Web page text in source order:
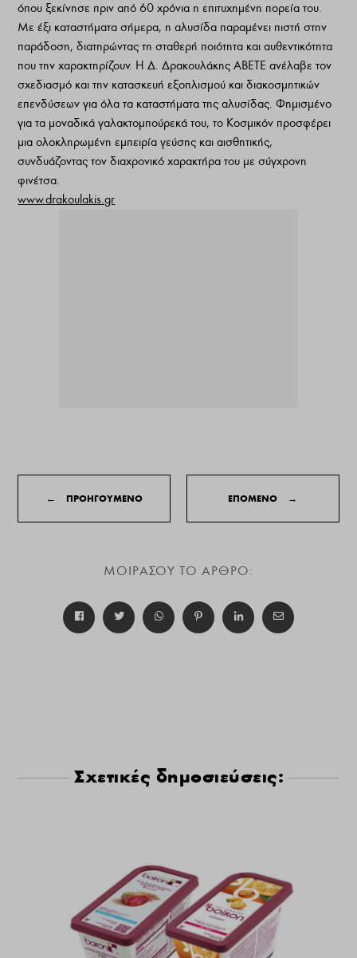
όπου ξεκίνησε πριν από 60 χρόνια η επιτυχημένη πορεία του.
Με έξι καταστήματα σήμερα, η αλυσίδα παραμένει πιστή στην
παράδοση, διατηρώντας τη σταθερή ποιότητα και αυθεντικότητα
που την χαρακτηρίζουν. Η Δ. Δρακουλάκης ΑΒΕΤΕ ανέλαβε τον
σχεδιασμό και την κατασκευή εξοπλισμού και διακοσμητικών
επενδύσεων για όλα τα καταστήματα της αλυσίδας. Φημισμένο
για τα μοναδικά γαλακτομπούρεκά του, το Κοσμικόν προσφέρει
μια ολοκληρωμένη εμπειρία γεύσης και αισθητικής,
συνδυάζοντας τον διαχρονικό χαρακτήρα του με σύγχρονη
φινέτσα.
www.drakoulakis.gr
← ΠΡΟΗΓΟΥΜΕΝΟ ΕΠΟΜΕΝΟ →
ΜΟΙΡΑΣΟΥ ΤΟ ΑΡΘΡΟ:
Σχετικές δημοσιεύσεις: